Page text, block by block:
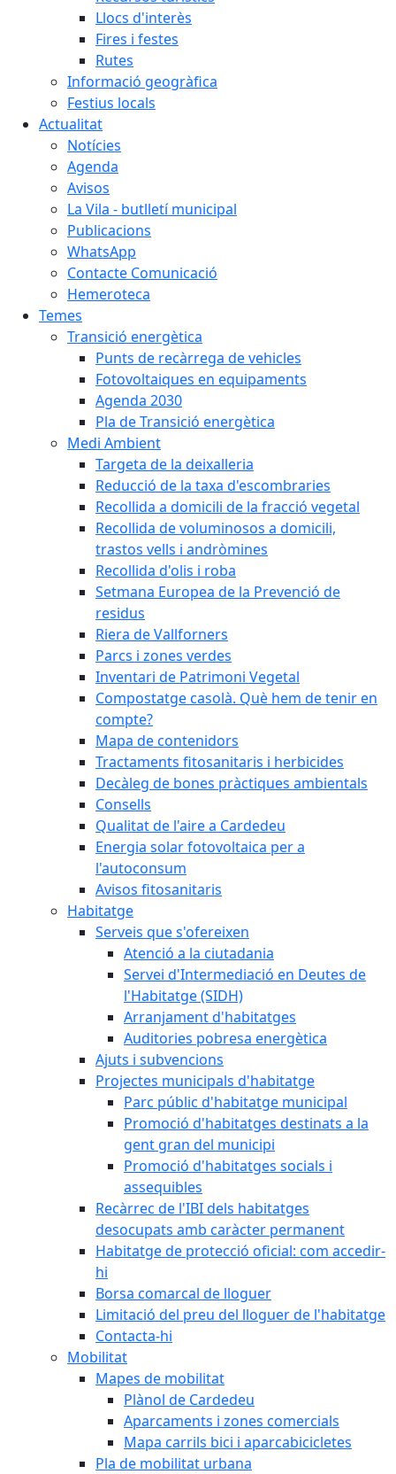
Llocs d'interès
Fires i festes
Rutes
Informació geogràfica
Festius locals
Actualitat
Notícies
Agenda
Avisos
La Vila - butlletí municipal
Publicacions
WhatsApp
Contacte Comunicació
Hemeroteca
Temes
Transició energètica
Punts de recàrrega de vehicles
Fotovoltaiques en equipaments
Agenda 2030
Pla de Transició energètica
Medi Ambient
Targeta de la deixalleria
Reducció de la taxa d'escombraries
Recollida a domicili de la fracció vegetal
Recollida de voluminosos a domicili,
trastos vells i andròmines
Recollida d'olis i roba
Setmana Europea de la Prevenció de
residus
Riera de Vallforners
Parcs i zones verdes
Inventari de Patrimoni Vegetal
Compostatge casolà. Què hem de tenir en
compte?
Mapa de contenidors
Tractaments fitosanitaris i herbicides
Decàleg de bones pràctiques ambientals
Consells
Qualitat de l'aire a Cardedeu
Energia solar fotovoltaica per a
l'autoconsum
Avisos fitosanitaris
Habitatge
Serveis que s'ofereixen
Atenció a la ciutadania
Servei d'Intermediació en Deutes de
l'Habitatge (SIDH)
Arranjament d'habitatges
Auditories pobresa energètica
Ajuts i subvencions
Projectes municipals d'habitatge
Parc públic d'habitatge municipal
Promoció d'habitatges destinats a la
gent gran del municipi
Promoció d'habitatges socials i
assequibles
Recàrrec de l'IBI dels habitatges
desocupats amb caràcter permanent
Habitatge de protecció oficial: com accedir-
hi
Borsa comarcal de lloguer
Limitació del preu del lloguer de l'habitatge
Contacta-hi
Mobilitat
Mapes de mobilitat
Plànol de Cardedeu
Aparcaments i zones comercials
Mapa carrils bici i aparcabicicletes
Pla de mobilitat urbana